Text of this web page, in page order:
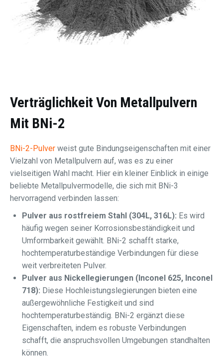
Verträglichkeit Von Metallpulvern
Mit BNi-2
BNi-2-Pulver weist gute Bindungseigenschaften mit einer
Vielzahl von Metallpulvern auf, was es zu einer
vielseitigen Wahl macht. Hier ein kleiner Einblick in einige
beliebte Metallpulvermodelle, die sich mit BNi-3
hervorragend verbinden lassen:
Pulver aus rostfreiem Stahl (304L, 316L): Es wird
häufig wegen seiner Korrosionsbeständigkeit und
Umformbarkeit gewählt. BNi-2 schafft starke,
hochtemperaturbeständige Verbindungen für diese
weit verbreiteten Pulver.
Pulver aus Nickellegierungen (Inconel 625, Inconel
718): Diese Hochleistungslegierungen bieten eine
außergewöhnliche Festigkeit und sind
hochtemperaturbeständig. BNi-2 ergänzt diese
Eigenschaften, indem es robuste Verbindungen
schafft, die anspruchsvollen Umgebungen standhalten
können.